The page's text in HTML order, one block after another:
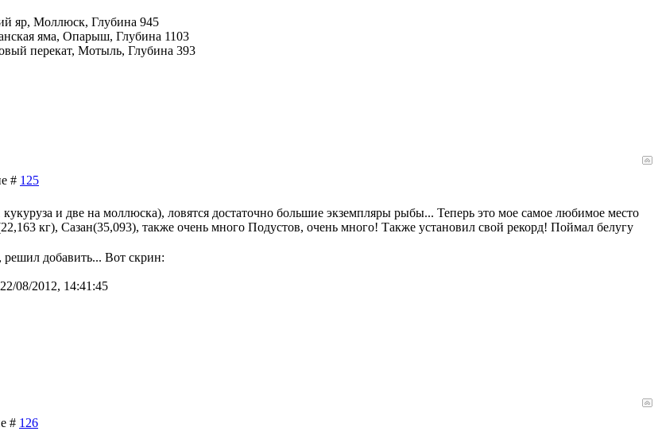
яр, Моллюск, Глубина 945
яма, Опарыш, Глубина 1103
перекат, Мотыль, Глубина 393
# 125
и две на моллюска), ловятся достаточно большие экземпляры рыбы... Теперь это мое самое любимое место
кг), Сазан(35,093), также очень много Подустов, очень много! Также установил свой рекорд! Поймал белугу
добавить... Вот скрин:
08/2012, 14:41:45
# 126